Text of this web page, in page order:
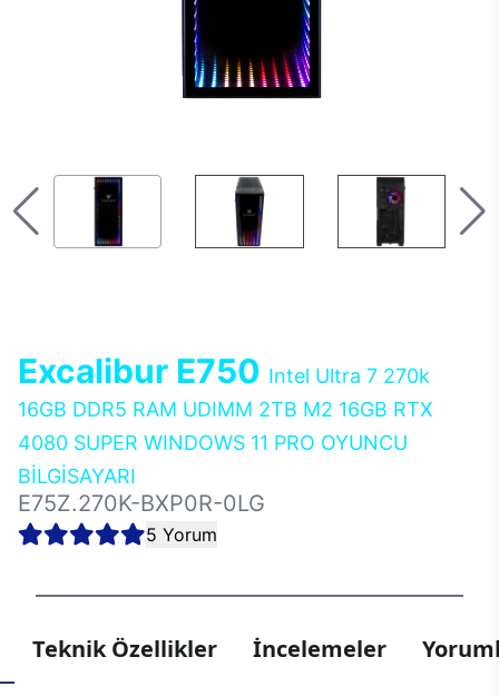
Excalibur E750 Intel Ultra 7 270k
16GB DDR5 RAM UDIMM 2TB M2 16GB RTX
4080 SUPER WINDOWS 11 PRO OYUNCU
BİLGİSAYARI
E75Z.270K-BXP0R-0LG
5 Yorum
Teknik Özellikler İncelemeler